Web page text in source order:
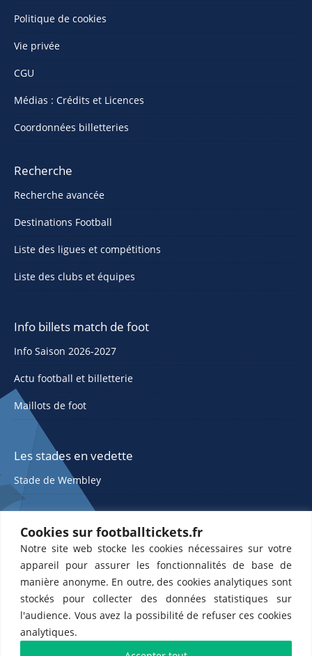
Cookies sur footballtickets.fr
Notre site web stocke les cookies nécessaires sur votre
appareil pour assurer les fonctionnalités de base de
manière anonyme. En outre, des cookies analytiques sont
stockés pour collecter des données statistiques sur
l'audience. Vous avez la possibilité de refuser ces cookies
analytiques.
Politique de cookies
Vie privée
CGU
Médias : Crédits et Licences
Coordonnées billetteries
Recherche
Recherche avancée
Destinations Football
Liste des ligues et compétitions
Liste des clubs et équipes
Info billets match de foot
Info Saison 2026-2027
Actu football et billetterie
Maillots de foot
Les stades en vedette
Stade de Wembley
ETTS 365 SL, Rambla de Catalunya 38, 8, 1, 08007 Barcelone, Espagne |
Partenaires de l'US Changé 53 💙et de l'US Bretons de Paris 🤍